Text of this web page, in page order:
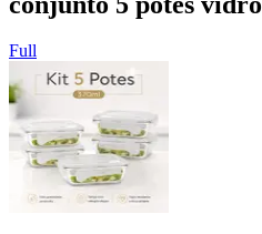
Full